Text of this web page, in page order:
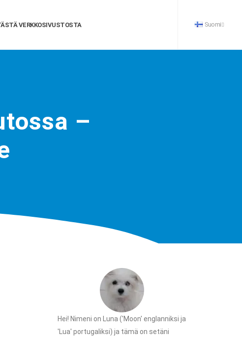
VERKKOSIVUSTOSTA Suomi
–
Hei! Nimeni on Luna ('Moon' englanniksi ja
'Lua' portugaliksi) ja tämä on setäni